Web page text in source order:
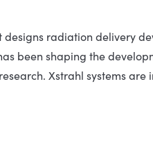
radiation delivery
been shaping the
Xstrahl systems